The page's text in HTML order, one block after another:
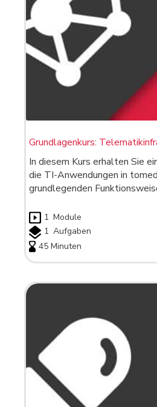
Grundlagenkurs:
In diesem Kurs erhalten Sie
die TI-Anwendungen in
grundlegenden
1 Module
1 Aufgaben
45 Minuten